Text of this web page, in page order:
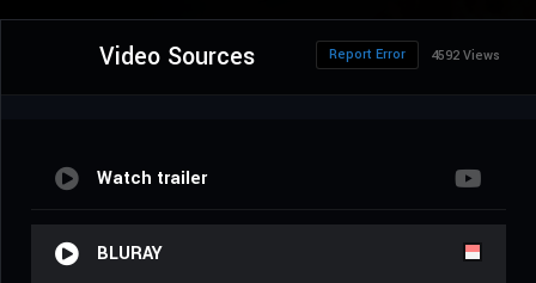
Video Sources 4592 Views
Report Error
Watch trailer
BLURAY